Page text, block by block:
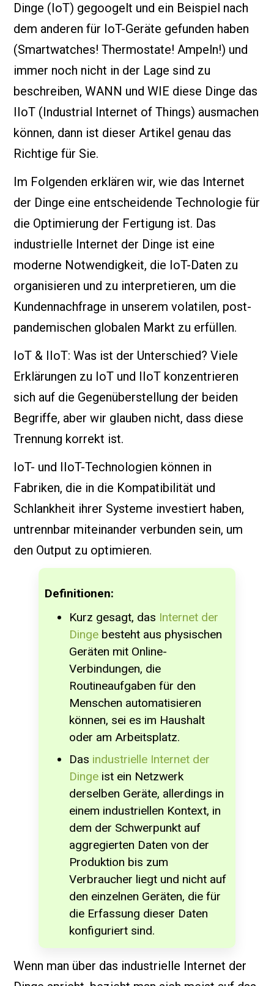
Dinge (IoT) gegoogelt und ein Beispiel nach
dem anderen für IoT-Geräte gefunden haben
(Smartwatches! Thermostate! Ampeln!) und
immer noch nicht in der Lage sind zu
beschreiben, WANN und WIE diese Dinge das
IIoT (Industrial Internet of Things) ausmachen
können, dann ist dieser Artikel genau das
Richtige für Sie.
Im Folgenden erklären wir, wie das Internet
der Dinge eine entscheidende Technologie für
die Optimierung der Fertigung ist. Das
industrielle Internet der Dinge ist eine
moderne Notwendigkeit, die IoT-Daten zu
organisieren und zu interpretieren, um die
Kundennachfrage in unserem volatilen, post-
pandemischen globalen Markt zu erfüllen.
IoT & IIoT: Was ist der Unterschied? Viele
Erklärungen zu IoT und IIoT konzentrieren
sich auf die Gegenüberstellung der beiden
Begriffe, aber wir glauben nicht, dass diese
Trennung korrekt ist.
IoT- und IIoT-Technologien können in
Fabriken, die in die Kompatibilität und
Schlankheit ihrer Systeme investiert haben,
untrennbar miteinander verbunden sein, um
den Output zu optimieren.
Definitionen:
Kurz gesagt, das Internet der
Dingebesteht aus physischen
Geräten mit Online-
Verbindungen, die
Routineaufgaben für den
Menschen automatisieren
können, sei es im Haushalt
oder am Arbeitsplatz.
Das industrielle Internet der
Dingeist ein Netzwerk
derselben Geräte, allerdings in
einem industriellen Kontext, in
dem der Schwerpunkt auf
aggregierten Daten von der
Produktion bis zum
Verbraucher liegt und nicht auf
den einzelnen Geräten, die für
die Erfassung dieser Daten
konfiguriert sind.
Wenn man über das industrielle Internet der